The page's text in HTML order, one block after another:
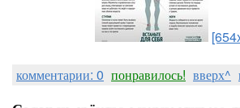
комментарии: 0 понравилось! вверх^